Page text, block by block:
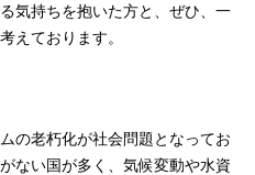
気持ちを抱いた方と、ぜひ、一
えております。
の老朽化が社会問題となってお
ない国が多く、気候変動や水資